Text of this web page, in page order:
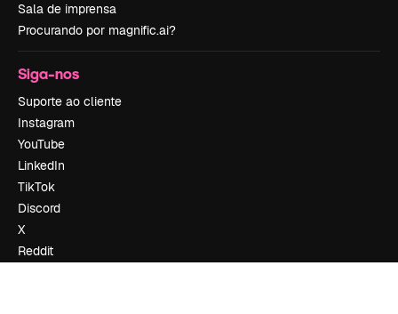
Sala de imprensa
Procurando por magnific.ai?
Siga-nos
Suporte ao cliente
Instagram
YouTube
LinkedIn
TikTok
Discord
X
Reddit